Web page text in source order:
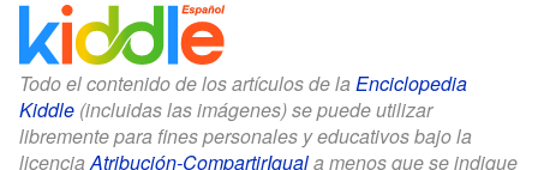
Todo el contenido de los artículos de la Enciclopedia
Kiddle (incluidas las imágenes) se puede utilizar
libremente para fines personales y educativos bajo la
licenciaAtribución-CompartirIguala menos que se indique